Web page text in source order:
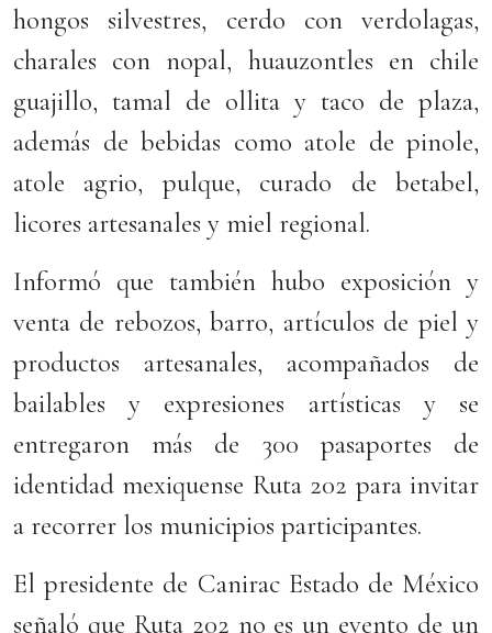
hongos silvestres, cerdo con verdolagas,
charales con nopal, huauzontles en chile
guajillo, tamal de ollita y taco de plaza,
además de bebidas como atole de pinole,
atole agrio, pulque, curado de betabel,
licores artesanales y miel regional.
Informó que también hubo exposición y
venta de rebozos, barro, artículos de piel y
productos artesanales, acompañados de
bailables y expresiones artísticas y se
entregaron más de 300 pasaportes de
identidad mexiquense Ruta 202 para invitar
a recorrer los municipios participantes.
El presidente de Canirac Estado de México
señaló que Ruta 202 no es un evento de un